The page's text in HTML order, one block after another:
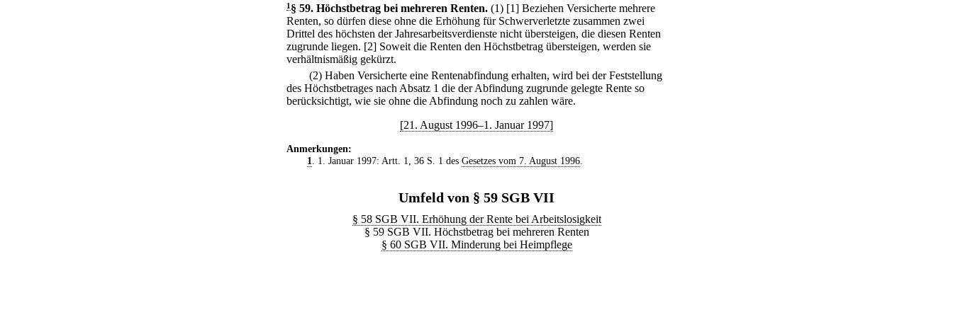
1 § 59. Höchstbetrag bei mehreren Renten. (1) [1] Beziehen Versicherte mehrere
Renten, so dürfen diese ohne die Erhöhung für Schwerverletzte zusammen zwei
Drittel des höchsten der Jahresarbeitsverdienste nicht übersteigen, die diesen Renten
zugrunde liegen. [2] Soweit die Renten den Höchstbetrag übersteigen, werden sie
verhältnismäßig gekürzt.
(2) Haben Versicherte eine Rentenabfindung erhalten, wird bei der Feststellung
des Höchstbetrages nach Absatz 1 die der Abfindung zugrunde gelegte Rente so
berücksichtigt, wie sie ohne die Abfindung noch zu zahlen wäre.
[21. August 1996–1. Januar 1997]
Anmerkungen:
1. 1. Januar 1997: Artt. 1, 36 S. 1 des Gesetzes vom 7. August 1996.
Umfeld von § 59 SGB VII
§ 58 SGB VII. Erhöhung der Rente bei Arbeitslosigkeit
§ 59 SGB VII. Höchstbetrag bei mehreren Renten
§ 60 SGB VII. Minderung bei Heimpflege